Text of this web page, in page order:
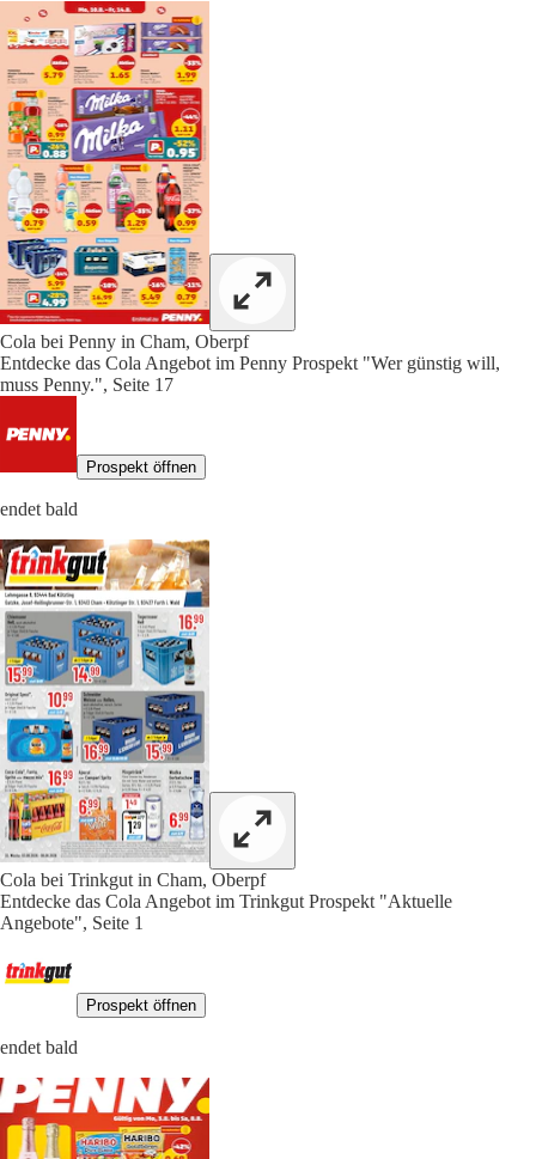
Cola bei Penny in Cham, Oberpf
Entdecke das Cola Angebot im Penny Prospekt "Wer günstig will,
muss Penny.", Seite 17
Prospekt öffnen
endet bald
Cola bei Trinkgut in Cham, Oberpf
Entdecke das Cola Angebot im Trinkgut Prospekt "Aktuelle
Angebote", Seite 1
Prospekt öffnen
endet bald